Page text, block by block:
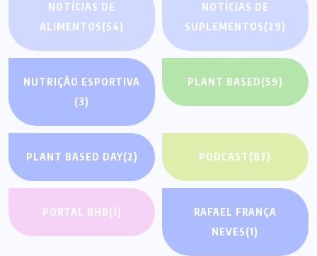
NOTÍCIAS DE
ALIMENTOS(54)
NOTÍCIAS DE
SUPLEMENTOS(29)
NUTRIÇÃO ESPORTIVA
(3)
PLANT BASED(59)
PLANT BASED DAY(2) PODCAST(87)
PORTAL BHB(1)
RAFAEL FRANÇA
NEVES(1)